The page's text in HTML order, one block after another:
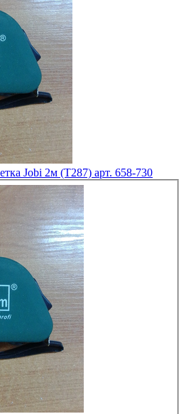
Jobi 2м (Т287) арт. 658-730